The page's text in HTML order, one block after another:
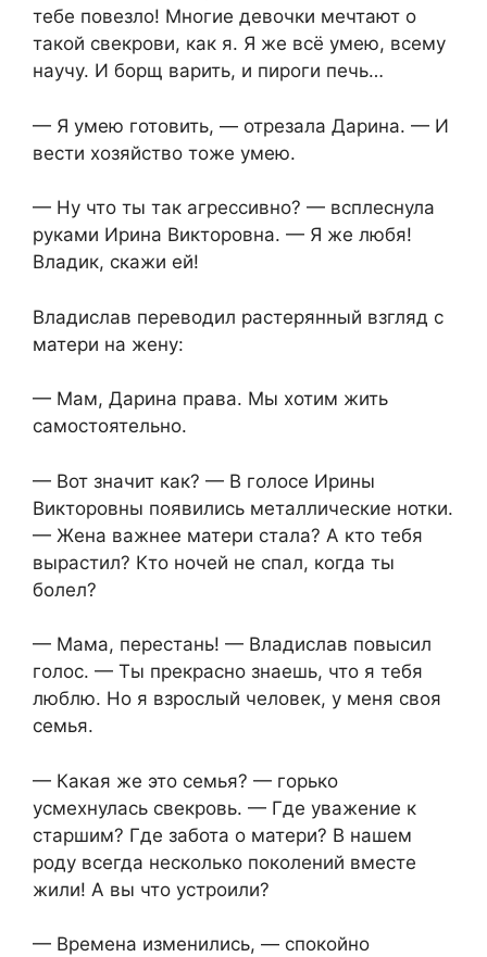
тебе повезло! Многие девочки мечтают о
такой свекрови, как я. Я же всё умею, всему
научу. И борщ варить, и пироги печь…
— Я умею готовить, — отрезала Дарина. — И
вести хозяйство тоже умею.
— Ну что ты так агрессивно? — всплеснула
руками Ирина Викторовна. — Я же любя!
Владик, скажи ей!
Владислав переводил растерянный взгляд с
матери на жену:
— Мам, Дарина права. Мы хотим жить
самостоятельно.
— Вот значит как? — В голосе Ирины
Викторовны появились металлические нотки.
— Жена важнее матери стала? А кто тебя
вырастил? Кто ночей не спал, когда ты
болел?
— Мама, перестань! — Владислав повысил
голос. — Ты прекрасно знаешь, что я тебя
люблю. Но я взрослый человек, у меня своя
семья.
— Какая же это семья? — горько
усмехнулась свекровь. — Где уважение к
старшим? Где забота о матери? В нашем
роду всегда несколько поколений вместе
жили! А вы что устроили?
— Времена изменились, — спокойно